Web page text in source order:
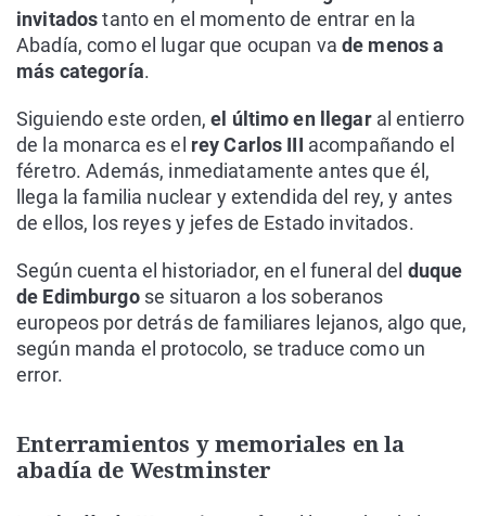
invitadostanto en el momento de entrar en la
Abadía, como el lugar que ocupan vade menos a
más categoría.
Siguiendo este orden, el último en llegaral entierro
de la monarca es el rey Carlos III acompañando el
féretro. Además, inmediatamente antes que él,
llega la familia nuclear y extendida del rey, y antes
de ellos, los reyes y jefes de Estado invitados.
Según cuenta el historiador, en el funeral del duque
de Edimburgo se situaron a los soberanos
europeos por detrás de familiares lejanos, algo que,
según manda el protocolo, se traduce como un
error.
Enterramientos y memoriales en la
abadía de Westminster